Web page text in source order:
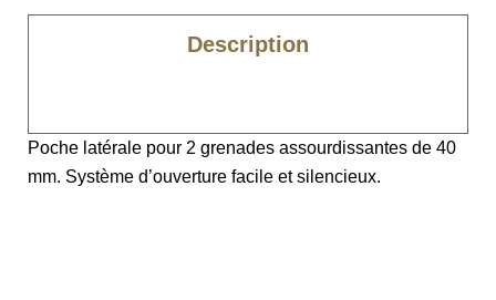
Description
Poche latérale pour 2 grenades assourdissantes de 40
mm. Système d’ouverture facile et silencieux.